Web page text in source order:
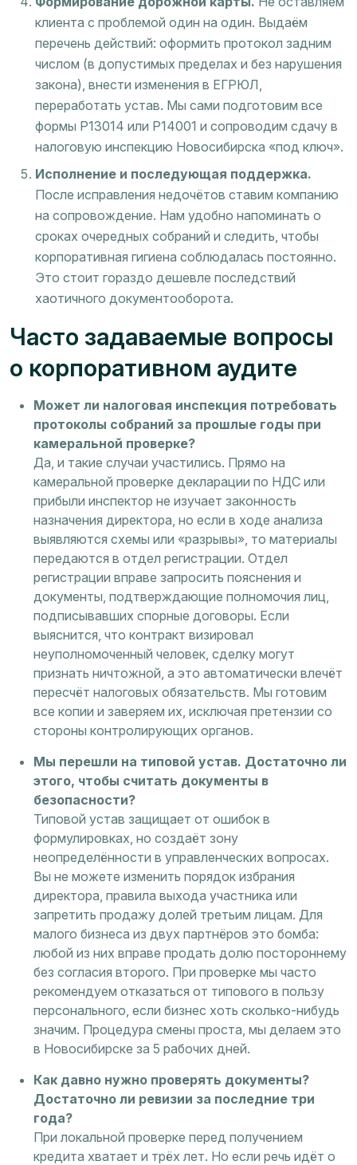
клиента с проблемой один на один. Выдаём
перечень действий: оформить протокол задним
числом (в допустимых пределах и без нарушения
закона), внести изменения в ЕГРЮЛ,
переработать устав. Мы сами подготовим все
формы Р13014 или Р14001 и сопроводим сдачу в
налоговую инспекцию Новосибирска «под ключ».
Исполнение и последующая поддержка.
После исправления недочётов ставим компанию
на сопровождение. Нам удобно напоминать о
сроках очередных собраний и следить, чтобы
корпоративная гигиена соблюдалась постоянно.
Это стоит гораздо дешевле последствий
хаотичного документооборота.
Часто задаваемые вопросы
о корпоративном аудите
Может ли налоговая инспекция потребовать
протоколы собраний за прошлые годы при
камеральной проверке?
Да, и такие случаи участились. Прямо на
камеральной проверке декларации по НДС или
прибыли инспектор не изучает законность
назначения директора, но если в ходе анализа
выявляются схемы или «разрывы», то материалы
передаются в отдел регистрации. Отдел
регистрации вправе запросить пояснения и
документы, подтверждающие полномочия лиц,
подписывавших спорные договоры. Если
выяснится, что контракт визировал
неуполномоченный человек, сделку могут
признать ничтожной, а это автоматически влечёт
пересчёт налоговых обязательств. Мы готовим
все копии и заверяем их, исключая претензии со
стороны контролирующих органов.
Мы перешли на типовой устав. Достаточно ли
этого, чтобы считать документы в
безопасности?
Типовой устав защищает от ошибок в
формулировках, но создаёт зону
неопределённости в управленческих вопросах.
Вы не можете изменить порядок избрания
директора, правила выхода участника или
запретить продажу долей третьим лицам. Для
малого бизнеса из двух партнёров это бомба:
любой из них вправе продать долю постороннему
без согласия второго. При проверке мы часто
рекомендуем отказаться от типового в пользу
персонального, если бизнес хоть сколько-нибудь
значим. Процедура смены проста, мы делаем это
в Новосибирске за 5 рабочих дней.
Как давно нужно проверять документы?
Достаточно ли ревизии за последние три
года?
При локальной проверке перед получением
кредита хватает и трёх лет. Но если речь идёт о